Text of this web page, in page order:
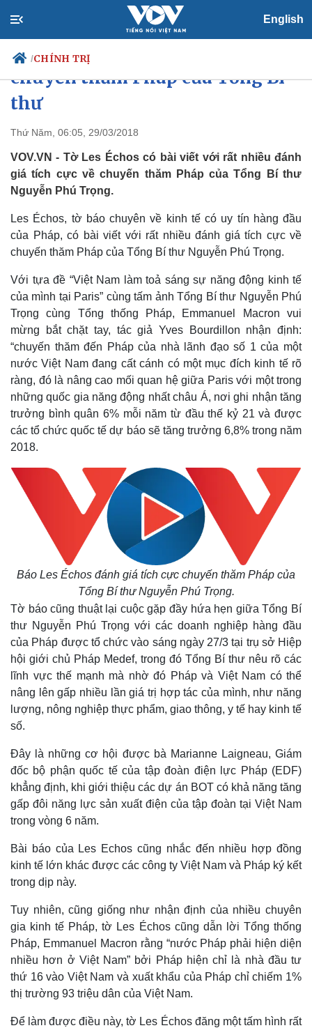
English
/CHÍNH TRỊ
Chính trị
Tổ chức nhân sự
Quốc hội
Nhận diện sự thật
Tin 24h
Dự báo thời tiết
Giáo dục
Biển đảo
Thế giới
Quan sát
Cuộc sống đó đây
Multimedia
Video
Infographic
Báo Pháp đánh giá tích cực
chuyến thăm Pháp của Tổng Bí
thư
Thứ Năm, 06:05, 29/03/2018
VOV.VN - Tờ Les Échos có bài viết với rất nhiều đánh
giá tích cực về chuyến thăm Pháp của Tổng Bí thư
Nguyễn Phú Trọng.
Les Échos, tờ báo chuyên về kinh tế có uy tín hàng đầu
của Pháp, có bài viết với rất nhiều đánh giá tích cực về
chuyến thăm Pháp của Tổng Bí thư Nguyễn Phú Trọng.
Với tựa đề “Việt Nam làm toả sáng sự năng động kinh tế
của mình tại Paris” cùng tấm ảnh Tổng Bí thư Nguyễn Phú
Trọng cùng Tổng thống Pháp, Emmanuel Macron vui
mừng bắt chặt tay, tác giả Yves Bourdillon nhận định:
“chuyến thăm đến Pháp của nhà lãnh đạo số 1 của một
nước Việt Nam đang cất cánh có một mục đích kinh tế rõ
ràng, đó là nâng cao mối quan hệ giữa Paris với một trong
những quốc gia năng động nhất châu Á, nơi ghi nhận tăng
trưởng bình quân 6% mỗi năm từ đầu thế kỷ 21 và được
các tổ chức quốc tế dự báo sẽ tăng trưởng 6,8% trong năm
2018.
Báo Les Échos đánh giá tích cực chuyến thăm Pháp của
Tổng Bí thư Nguyễn Phú Trọng.
Tờ báo cũng thuật lại cuộc gặp đầy hứa hẹn giữa Tổng Bí
thư Nguyễn Phú Trọng với các doanh nghiệp hàng đầu
của Pháp được tổ chức vào sáng ngày 27/3 tại trụ sở Hiệp
hội giới chủ Pháp Medef, trong đó Tổng Bí thư nêu rõ các
lĩnh vực thế mạnh mà nhờ đó Pháp và Việt Nam có thể
nâng lên gấp nhiều lần giá trị hợp tác của mình, như năng
lượng, nông nghiệp thực phẩm, giao thông, y tế hay kinh tế
số.
Đây là những cơ hội được bà Marianne Laigneau, Giám
đốc bộ phận quốc tế của tập đoàn điện lực Pháp (EDF)
khẳng định, khi giới thiệu các dự án BOT có khả năng tăng
gấp đôi năng lực sản xuất điện của tập đoàn tại Việt Nam
trong vòng 6 năm.
Bài báo của Les Echos cũng nhắc đến nhiều hợp đồng
kinh tế lớn khác được các công ty Việt Nam và Pháp ký kết
trong dịp này.
Tuy nhiên, cũng giống như nhận định của nhiều chuyên
gia kinh tế Pháp, tờ Les Échos cũng dẫn lời Tổng thống
Pháp, Emmanuel Macron rằng “nước Pháp phải hiện diện
nhiều hơn ở Việt Nam” bởi Pháp hiện chỉ là nhà đầu tư
thứ 16 vào Việt Nam và xuất khẩu của Pháp chỉ chiếm 1%
thị trường 93 triệu dân của Việt Nam.
Để làm được điều này, tờ Les Échos đăng một tấm hình rất